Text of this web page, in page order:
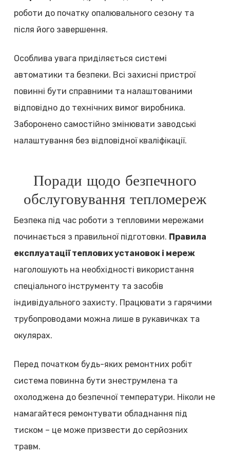
роботи до початку опалювального сезону та
після його завершення.
Особлива увага приділяється системі
автоматики та безпеки. Всі захисні пристрої
повинні бути справними та налаштованими
відповідно до технічних вимог виробника.
Заборонено самостійно змінювати заводські
налаштування без відповідної кваліфікації.
Поради щодо безпечного
обслуговування тепломереж
Безпека під час роботи з тепловими мережами
починається з правильної підготовки. Правила
експлуатації теплових установок і мереж
наголошують на необхідності використання
спеціального інструменту та засобів
індивідуального захисту. Працювати з гарячими
трубопроводами можна лише в рукавичках та
окулярах.
Перед початком будь-яких ремонтних робіт
система повинна бути знеструмлена та
охолоджена до безпечної температури. Ніколи не
намагайтеся ремонтувати обладнання під
тиском – це може призвести до серйозних
травм.